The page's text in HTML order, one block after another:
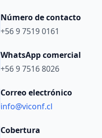
Número de contacto
+56 9 7519 0161
WhatsApp comercial
+56 9 7516 8026
Correo electrónico
info@viconf.cl
Cobertura